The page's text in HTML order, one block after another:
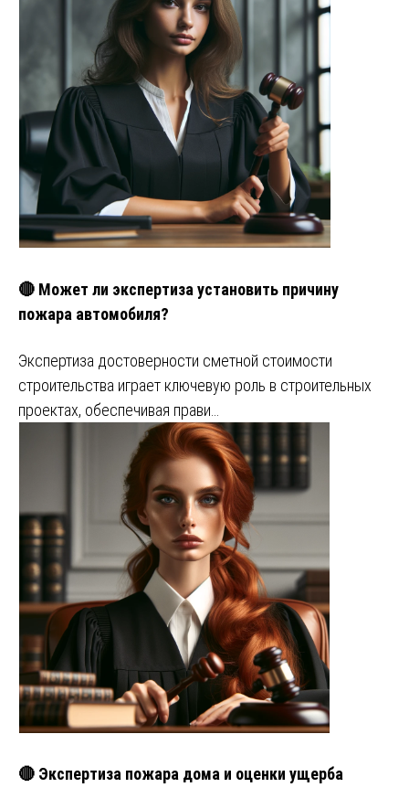
🔴 Может ли экспертиза установить причину
пожара автомобиля?
Экспертиза достоверности сметной стоимости
строительства играет ключевую роль в строительных
проектах, обеспечивая прави…
🔴 Экспертиза пожара дома и оценки ущерба